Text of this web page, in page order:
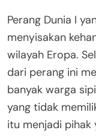
Perang Dunia I
menyisakan
wilayah Eropa.
dari perang ini
banyak warga
yang tidak
itu menjadi pihak